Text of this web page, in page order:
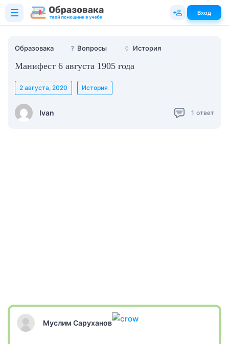
Образовака ❓ Вопросы 🏺 История
Манифест 6 августа 1905 года
Ivan
2 августа, 2020 История
1 ответ
Муслим Саруханов
Вход